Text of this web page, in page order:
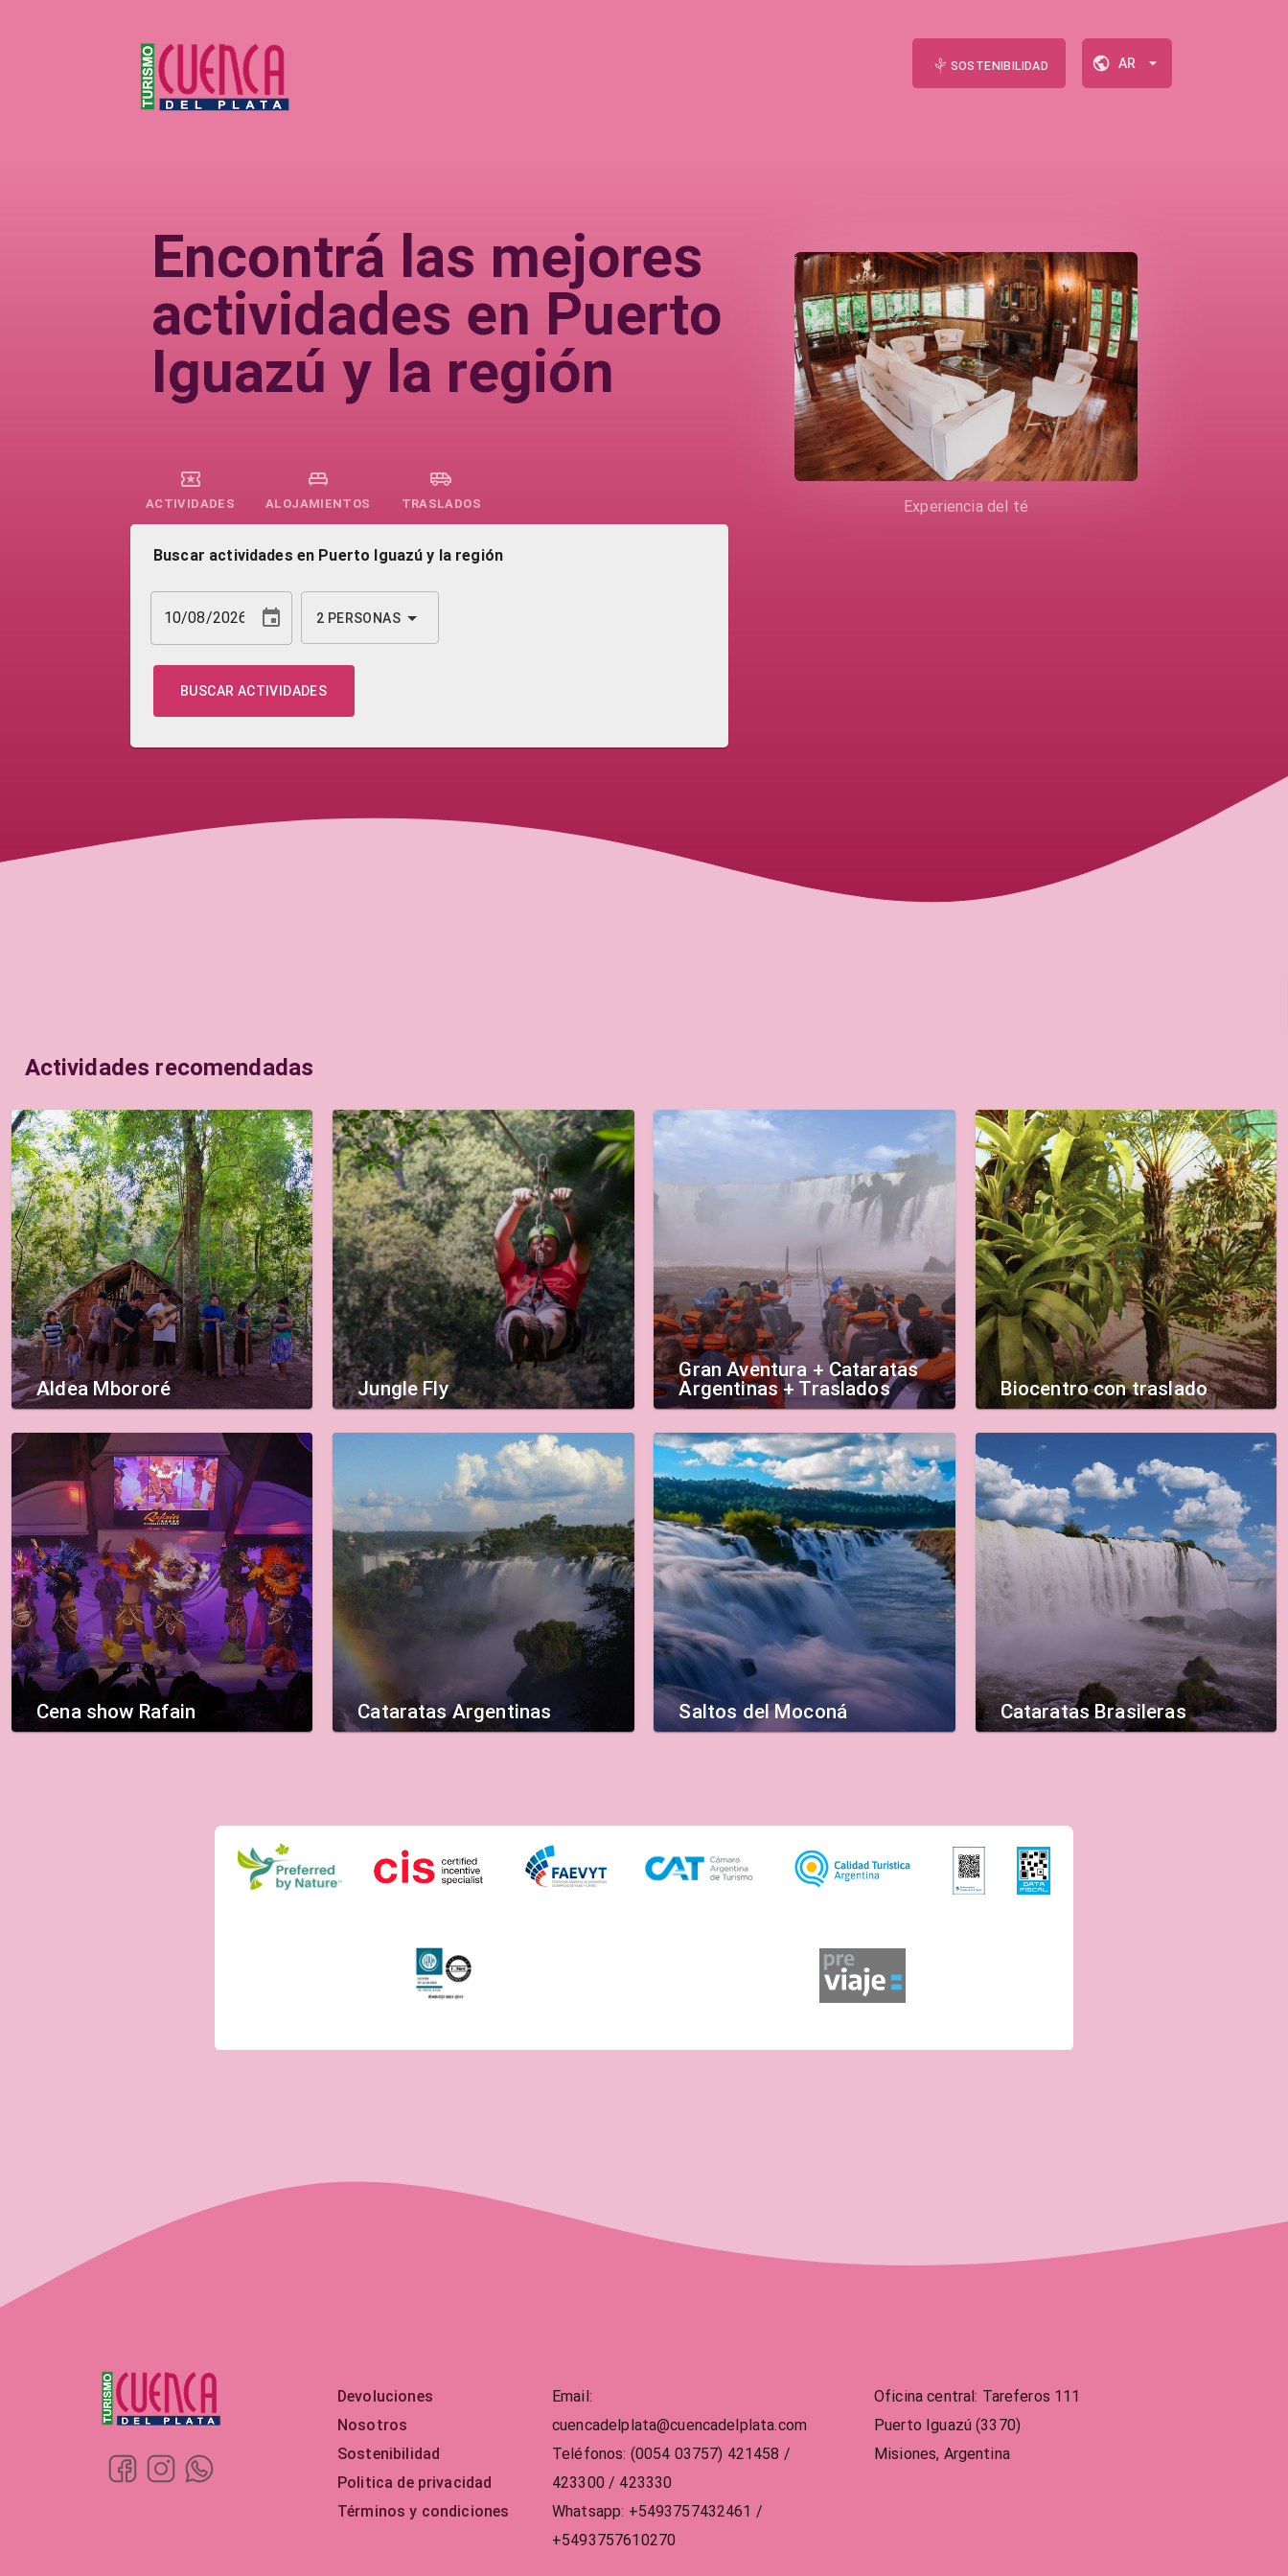
SOSTENIBILIDAD AR
Encontrá las mejores
actividades en Puerto
Iguazú y la región
ACTIVIDADES ALOJAMIENTOS TRASLADOS
Buscar actividades en Puerto Iguazú y la región
2 PERSONAS
BUSCAR ACTIVIDADES
Experiencia del té
Actividades recomendadas
Aldea Mbororé Jungle Fly
Gran Aventura + Cataratas
Argentinas + Traslados
Biocentro con traslado
Cena show Rafain Cataratas Argentinas Saltos del Moconá Cataratas Brasileras
Devoluciones
Nosotros
Sostenibilidad
Politica de privacidad
Términos y condiciones
Email:
cuencadelplata@cuencadelplata.com
Teléfonos: (0054 03757) 421458 /
423300 / 423330
Whatsapp: +5493757432461 /
+5493757610270
Oficina central: Tareferos 111
Puerto Iguazú (3370)
Misiones, Argentina